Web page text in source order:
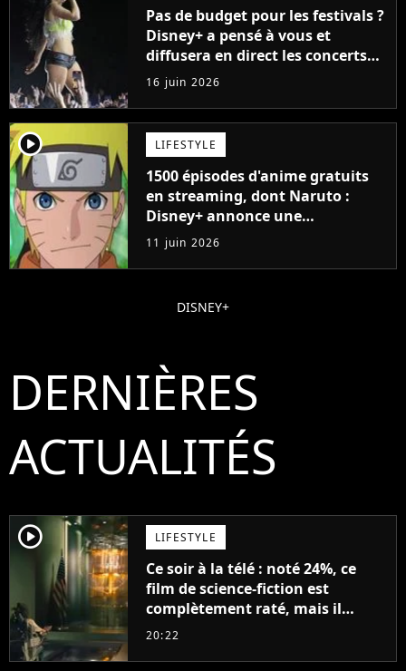
Pas de budget pour les festivals ?
Disney+ a pensé à vous et
diffusera en direct les concerts
de cet incontournable festival
16 juin 2026
player2 LIFESTYLE
1500 épisodes d'anime gratuits
en streaming, dont Naruto :
Disney+ annonce une
collaboration impressionnante
11 juin 2026
DISNEY+
DERNIÈRES
ACTUALITÉS
player2 LIFESTYLE
Ce soir à la télé : noté 24%, ce
film de science-fiction est
complètement raté, mais il
aurait pu être encore pire à
20:22